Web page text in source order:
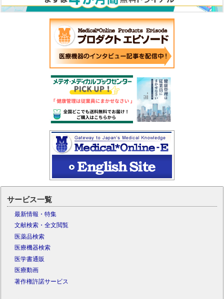
サービス一覧
最新情報・特集
文献検索・全文閲覧
医薬品検索
医療機器検索
医学書通販
医療動画
著作権許諾サービス